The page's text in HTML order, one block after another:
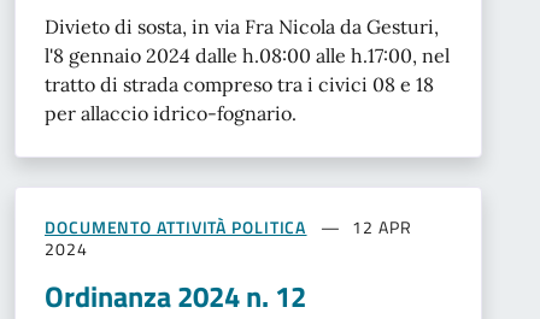
Divieto di sosta, in via Fra Nicola da Gesturi,
l'8 gennaio 2024 dalle h.08:00 alle h.17:00, nel
tratto di strada compreso tra i civici 08 e 18
per allaccio idrico-fognario.
DOCUMENTO ATTIVITÀ POLITICA
12 APR
2024
Ordinanza 2024 n. 12